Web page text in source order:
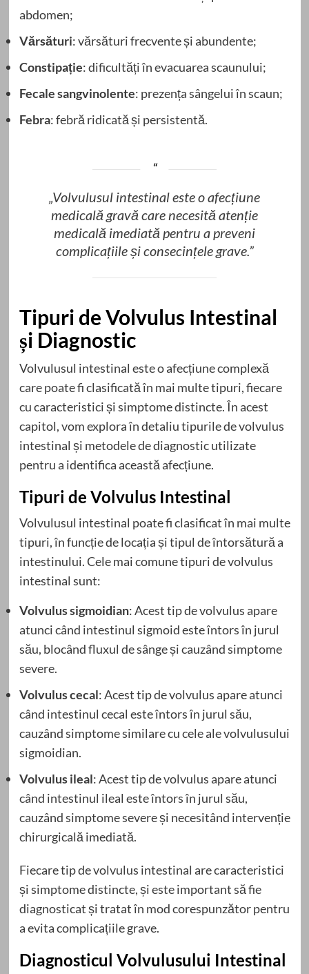
abdomen;
Vărsături: vărsături frecvente și abundente;
Constipație: dificultăți în evacuarea scaunului;
Fecale sangvinolente: prezența sângelui în scaun;
Febra: febră ridicată și persistentă.
„Volvulusul intestinal este o afecțiune
medicală gravă care necesită atenție
medicală imediată pentru a preveni
complicațiile și consecințele grave.”
Tipuri de Volvulus Intestinal
și Diagnostic
Volvulusul intestinal este o afecțiune complexă
care poate fi clasificată în mai multe tipuri, fiecare
cu caracteristici și simptome distincte. În acest
capitol, vom explora în detaliu tipurile de volvulus
intestinal și metodele de diagnostic utilizate
pentru a identifica această afecțiune.
Tipuri de Volvulus Intestinal
Volvulusul intestinal poate fi clasificat în mai multe
tipuri, în funcție de locația și tipul de întorsătură a
intestinului. Cele mai comune tipuri de volvulus
intestinal sunt:
Volvulus sigmoidian: Acest tip de volvulus apare
atunci când intestinul sigmoid este întors în jurul
său, blocând fluxul de sânge și cauzând simptome
severe.
Volvulus cecal: Acest tip de volvulus apare atunci
când intestinul cecal este întors în jurul său,
cauzând simptome similare cu cele ale volvulusului
sigmoidian.
Volvulus ileal: Acest tip de volvulus apare atunci
când intestinul ileal este întors în jurul său,
cauzând simptome severe și necesitând intervenție
chirurgicală imediată.
Fiecare tip de volvulus intestinal are caracteristici
și simptome distincte, și este important să fie
diagnosticat și tratat în mod corespunzător pentru
a evita complicațiile grave.
Diagnosticul Volvulusului Intestinal